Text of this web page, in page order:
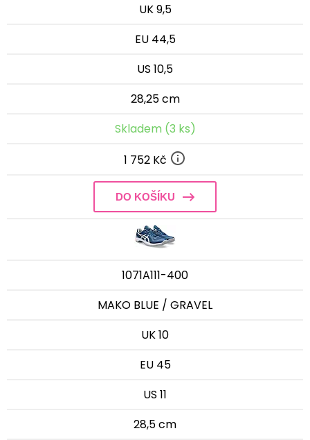
UK 9,5
EU 44,5
US 10,5
28,25 cm
Skladem (3 ks)
1 752 Kč
DO KOŠÍKU
1071A111-400
MAKO BLUE / GRAVEL
UK 10
EU 45
US 11
28,5 cm